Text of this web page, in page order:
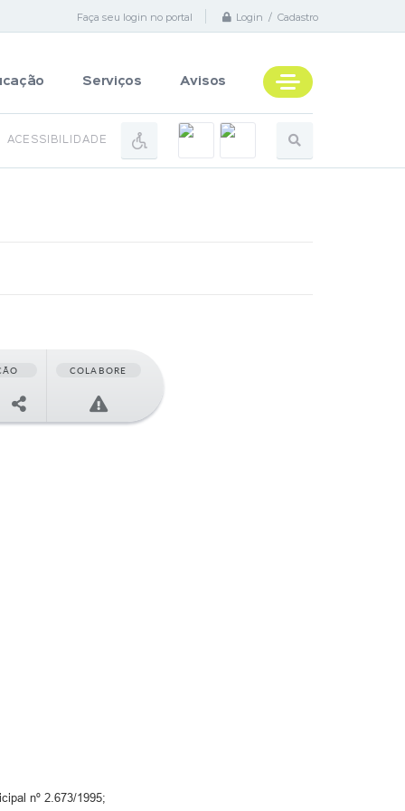
Faça seu login no portal Login / Cadastro
Serviços Avisos
ACESSIBILIDADE
COLABORE
nº 2.673/1995;